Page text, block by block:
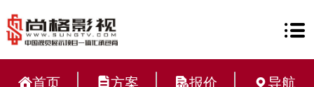
首页 方案 报价 导航